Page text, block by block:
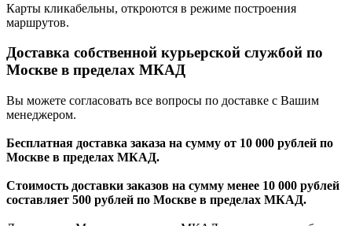
Карты кликабельны, откроются в режиме построения
маршрутов.
Доставка собственной курьерской службой по
Москве в пределах МКАД
Вы можете согласовать все вопросы по доставке с Вашим
менеджером.
Бесплатная доставка заказа на сумму от 10 000 рублей по
Москве в пределах МКАД.
Стоимость доставки заказов на сумму менее 10 000 рублей
составляет 500 рублей по Москве в пределах МКАД.